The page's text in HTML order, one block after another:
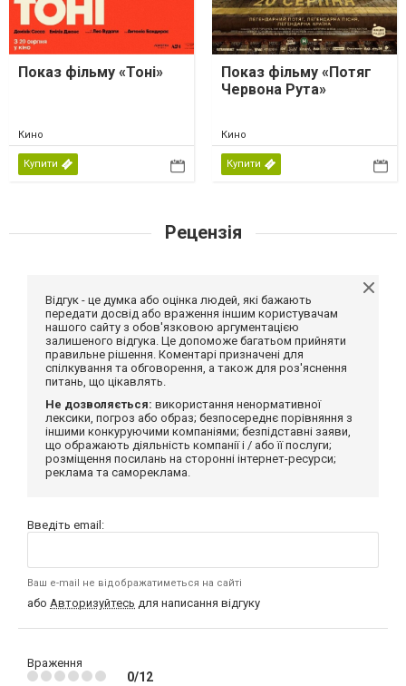
Показ фільму «Тоні»
Кино
Купити
Показ фільму «Потяг
Червона Рута»
Кино
Купити
Рецензія
Відгук - це думка або оцінка людей, які бажають
передати досвід або враження іншим користувачам
нашого сайту з обов'язковою аргументацією
залишеного відгука. Це допоможе багатьом прийняти
правильне рішення. Коментарі призначені для
спілкування та обговорення, а також для роз'яснення
питань, що цікавлять.
Не дозволяється: використання ненормативної
лексики, погроз або образ; безпосереднє порівняння з
іншими конкуруючими компаніями; безпідставні заяви,
що ображають діяльність компанії і / або її послуги;
розміщення посилань на сторонні інтернет-ресурси;
реклама та самореклама.
Введіть email:
Ваш e-mail не відображатиметься на сайті
або Авторизуйтесь для написання відгуку
Враження
0/12